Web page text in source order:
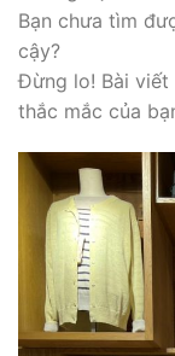
Bạn chưa tìm
cậy?
Đừng lo! Bài viết
thắc mắc của